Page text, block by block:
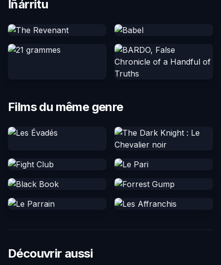
Iñárritu
Films du même genre
Découvrir aussi